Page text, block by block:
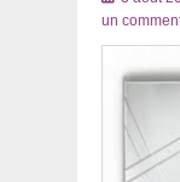
le
un